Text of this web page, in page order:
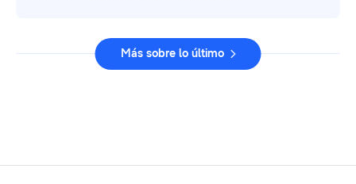
Más sobre lo último